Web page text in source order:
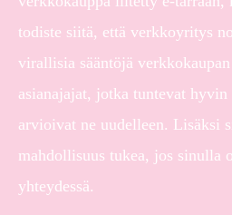
todiste siitä, että verkkoyritys
virallisia sääntöjä
asianajajat, jotka tuntevat hyvin
arvioivat ne uudelleen. Lisäksi
mahdollisuus tukea, jos sinulla
yhteydessä.